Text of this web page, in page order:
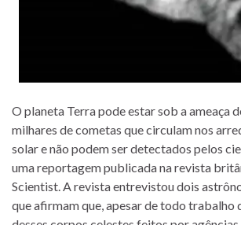
O planeta Terra pode estar sob a ameaça
milhares de cometas que circulam nos
solar e não podem ser detectados pelos
uma reportagem publicada na revista
Scientist. A revista entrevistou dois
que afirmam que, apesar de todo trabalho